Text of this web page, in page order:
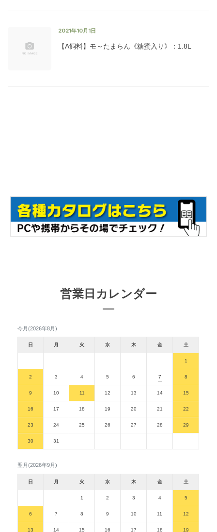
2021年10月1日
【A飼料】モ～たまらん《糖蜜入り》：1.8L
営業日カレンダー
今月(2026年8月)
日 月 火 水 木 金 土
1
2 3 4 5 6 7 8
9 10 11 12 13 14 15
16 17 18 19 20 21 22
23 24 25 26 27 28 29
30 31
翌月(2026年9月)
日 月 火 水 木 金 土
1 2 3 4 5
6 7 8 9 10 11 12
13 14 15 16 17 18 19